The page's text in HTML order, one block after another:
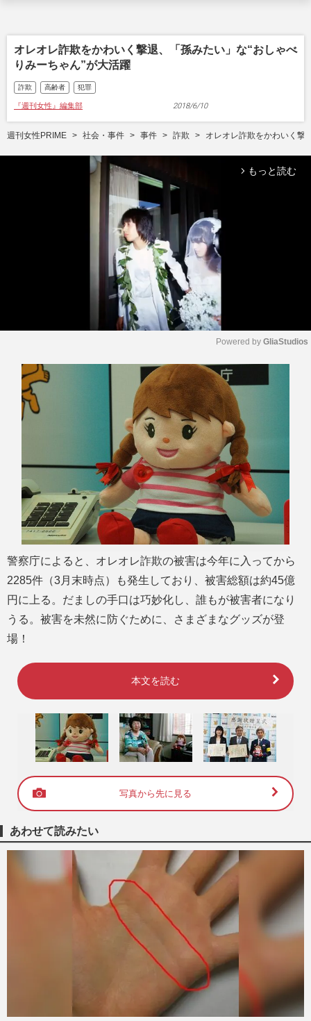
オレオレ詐欺をかわいく撃退、「孫みたい」な“おしゃべ
りみーちゃん”が大活躍
詐欺 高齢者 犯罪
『週刊女性』編集部 2018/6/10
週刊女性PRIME 社会・事件 事件 詐欺 オレオレ詐欺をかわいく撃
arrow_forward_ios もっと読む
u
Powered by GliaStudios
警察庁によると、オレオレ詐欺の被害は今年に入ってから
2285件（3月末時点）も発生しており、被害総額は約45億
円に上る。だましの手口は巧妙化し、誰もが被害者になり
うる。被害を未然に防ぐために、さまざまなグッズが登
場！
本文を読む
写真から先に見る
あわせて読みたい